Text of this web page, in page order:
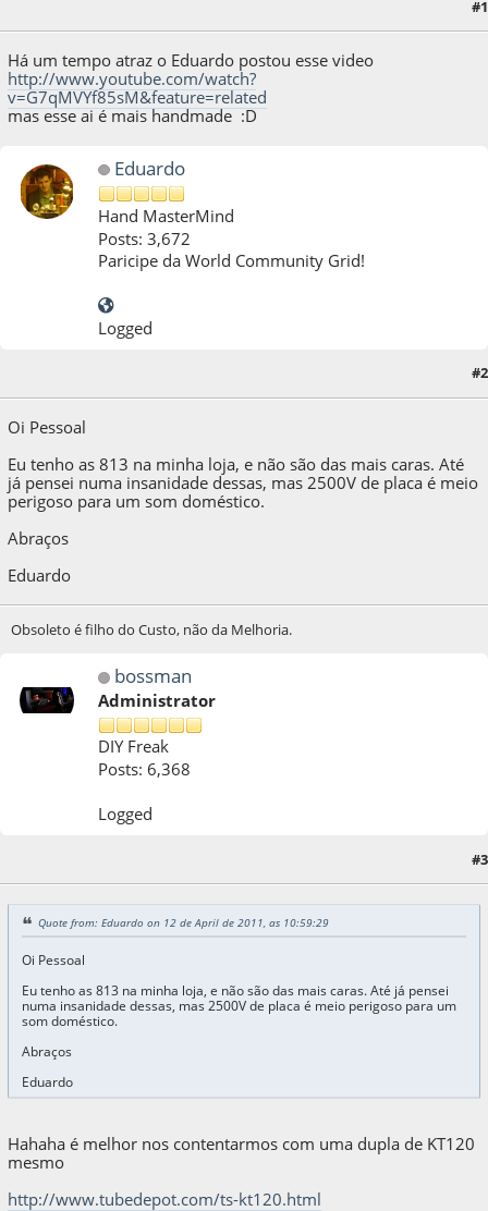
#1
Há um tempo atraz o Eduardo postou esse video
http://www.youtube.com/watch?
v=G7qMVYf85sM&feature=related
mas esse ai é mais handmade :D
Eduardo
Hand MasterMind
Posts: 3,672
Paricipe da World Community Grid!
Logged
#2
Oi Pessoal
Eu tenho as 813 na minha loja, e não são das mais caras. Até
já pensei numa insanidade dessas, mas 2500V de placa é meio
perigoso para um som doméstico.
Abraços
Eduardo
Obsoleto é filho do Custo, não da Melhoria.
bossman
Administrator
DIY Freak
Posts: 6,368
Logged
#3
Quote from: Eduardo on 12 de April de 2011, as 10:59:29
Oi Pessoal
Eu tenho as 813 na minha loja, e não são das mais caras. Até já pensei
numa insanidade dessas, mas 2500V de placa é meio perigoso para um
som doméstico.
Abraços
Eduardo
Hahaha é melhor nos contentarmos com uma dupla de KT120
mesmo
http://www.tubedepot.com/ts-kt120.html